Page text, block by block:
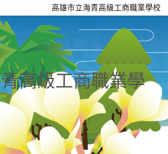
高雄市立海青高級工商職業學校
高級工商職業學